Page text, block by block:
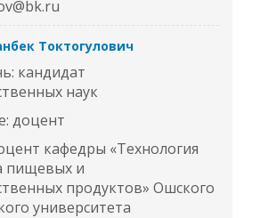
Токтогулович
кандидат
наук
доцент
кафедры «Технология
пищевых и
продуктов» Ошского
университета